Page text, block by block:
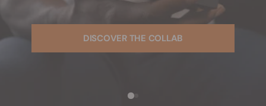
DISCOVER THE COLLAB